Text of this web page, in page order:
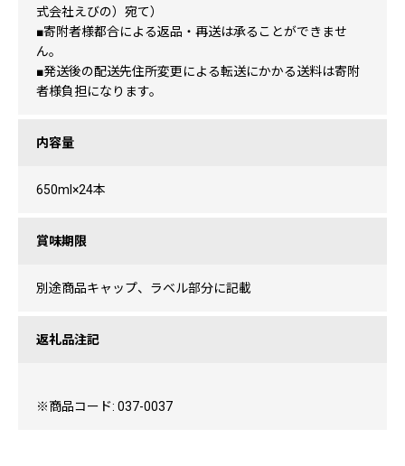
式会社えびの）宛て）
■寄附者様都合による返品・再送は承ることができませ
ん。
■発送後の配送先住所変更による転送にかかる送料は寄附
者様負担になります。
内容量
650ml×24本
賞味期限
別途商品キャップ、ラベル部分に記載
返礼品注記
※商品コード: 037-0037